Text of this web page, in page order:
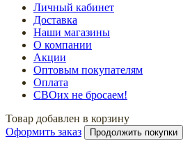
Личный кабинет
Доставка
Наши магазины
О компании
Акции
Оптовым покупателям
Оплата
СВОих не бросаем!
Товар добавлен в корзину
Оформить заказ
Продолжить покупки